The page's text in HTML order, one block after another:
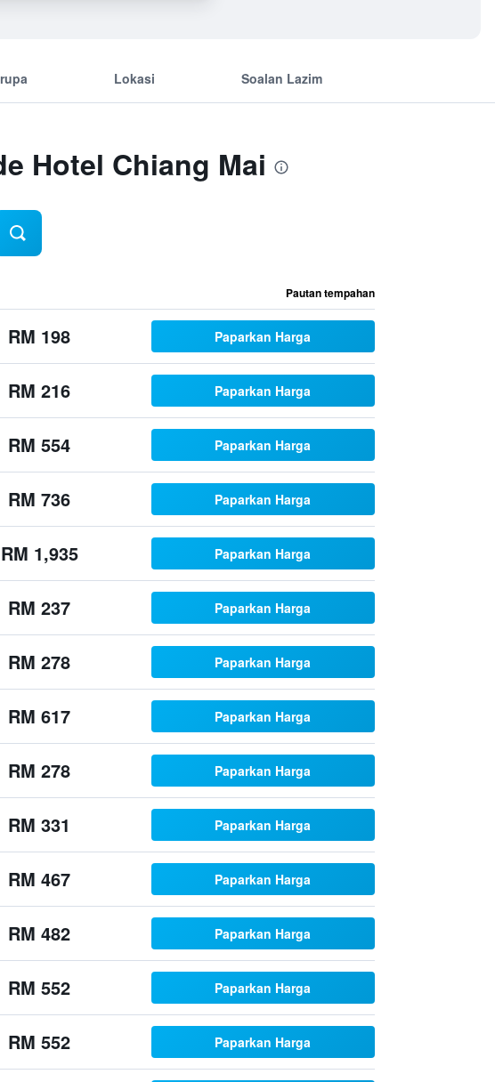
Lokasi Soalan Lazim
Hotel Chiang Mai
Pautan tempahan
RM 198 Paparkan Harga
RM 216 Paparkan Harga
RM 554 Paparkan Harga
RM 736 Paparkan Harga
RM 1,935 Paparkan Harga
RM 237 Paparkan Harga
RM 278 Paparkan Harga
RM 617 Paparkan Harga
RM 278 Paparkan Harga
RM 331 Paparkan Harga
RM 467 Paparkan Harga
RM 482 Paparkan Harga
RM 552 Paparkan Harga
RM 552 Paparkan Harga